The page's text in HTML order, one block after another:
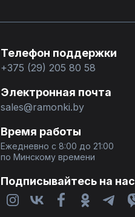
Телефон поддержки
+375 (29) 205 80 58
Электронная почта
sales@ramonki.by
Время работы
Ежедневно с 8:00 до 21:00
по Минскому времени
Подписывайтесь на нас